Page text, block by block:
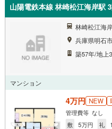
山陽電鉄本線 林崎松江海岸駅
林崎松江海
兵庫県明石
築57年/地上
マンション
4万円 NEW
管理費等 なし
敷
5万円 礼